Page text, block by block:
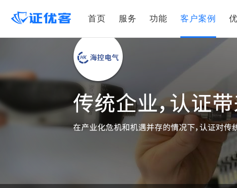
首页 服务 功能 客户案例